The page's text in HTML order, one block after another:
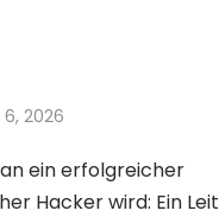
2026
ein erfolgreicher
Hacker wird: Ein